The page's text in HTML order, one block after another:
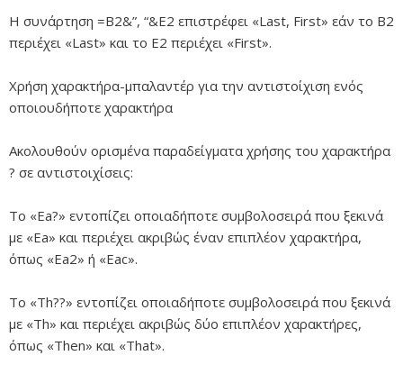
Η συνάρτηση =B2&”, “&E2 επιστρέφει «Last, First» εάν το B2
περιέχει «Last» και το E2 περιέχει «First».
Χρήση χαρακτήρα-μπαλαντέρ για την αντιστοίχιση ενός
οποιουδήποτε χαρακτήρα
Ακολουθούν ορισμένα παραδείγματα χρήσης του χαρακτήρα
? σε αντιστοιχίσεις:
Το «Ea?» εντοπίζει οποιαδήποτε συμβολοσειρά που ξεκινά
με «Ea» και περιέχει ακριβώς έναν επιπλέον χαρακτήρα,
όπως «Ea2» ή «Eac».
Το «Th??» εντοπίζει οποιαδήποτε συμβολοσειρά που ξεκινά
με «Th» και περιέχει ακριβώς δύο επιπλέον χαρακτήρες,
όπως «Then» και «That».